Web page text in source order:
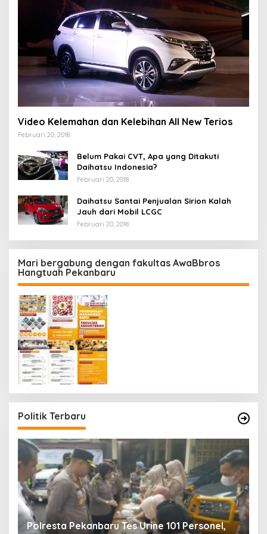
Video Kelemahan dan Kelebihan All New Terios
Februari 20, 2018
Belum Pakai CVT, Apa yang Ditakuti
Daihatsu Indonesia?
Februari 20, 2018
Daihatsu Santai Penjualan Sirion Kalah
Jauh dari Mobil LCGC
Februari 20, 2018
Mari bergabung dengan fakultas AwaBbros
Hangtuah Pekanbaru
Politik Terbaru
Polresta Pekanbaru Tes Urine 101 Personel,